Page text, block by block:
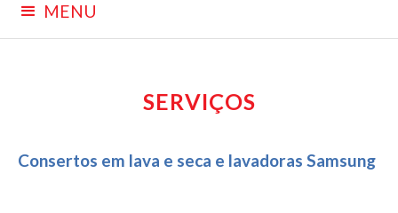
MENU
SERVIÇOS
Consertos em lava e seca e lavadoras Samsung